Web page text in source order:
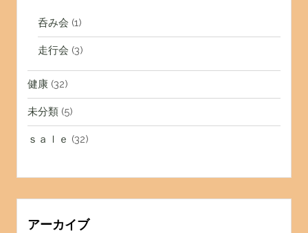
呑み会 (1)
走行会 (3)
健康(32)
未分類(5)
ｓａｌｅ (32)
アーカイブ